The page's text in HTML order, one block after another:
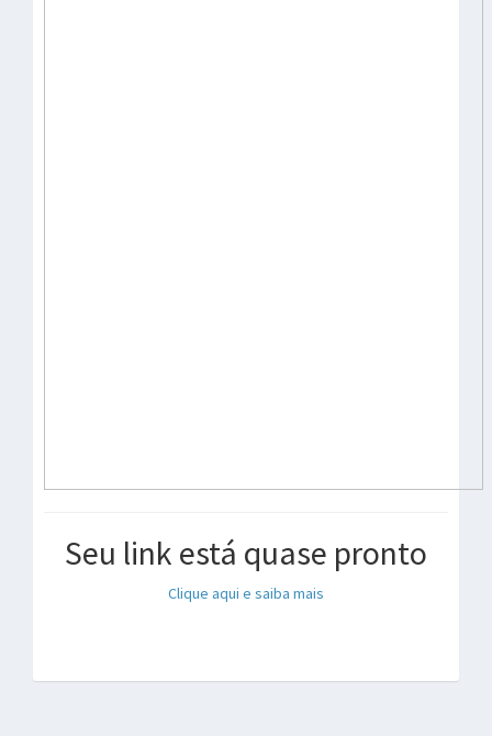
Seu link está quase pronto
Clique aqui e saiba mais